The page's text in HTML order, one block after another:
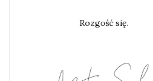
Rozgość się.